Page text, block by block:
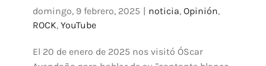
domingo, 9 febrero, 2025 noticia, Opinión,
ROCK, YouTube
El 20 de enero de 2025 nos visitó ÓScar